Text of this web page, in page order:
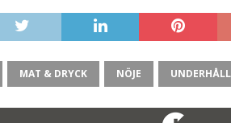
MAT & DRYCK NÖJE